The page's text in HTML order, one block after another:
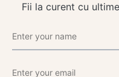
Fii la curent cu